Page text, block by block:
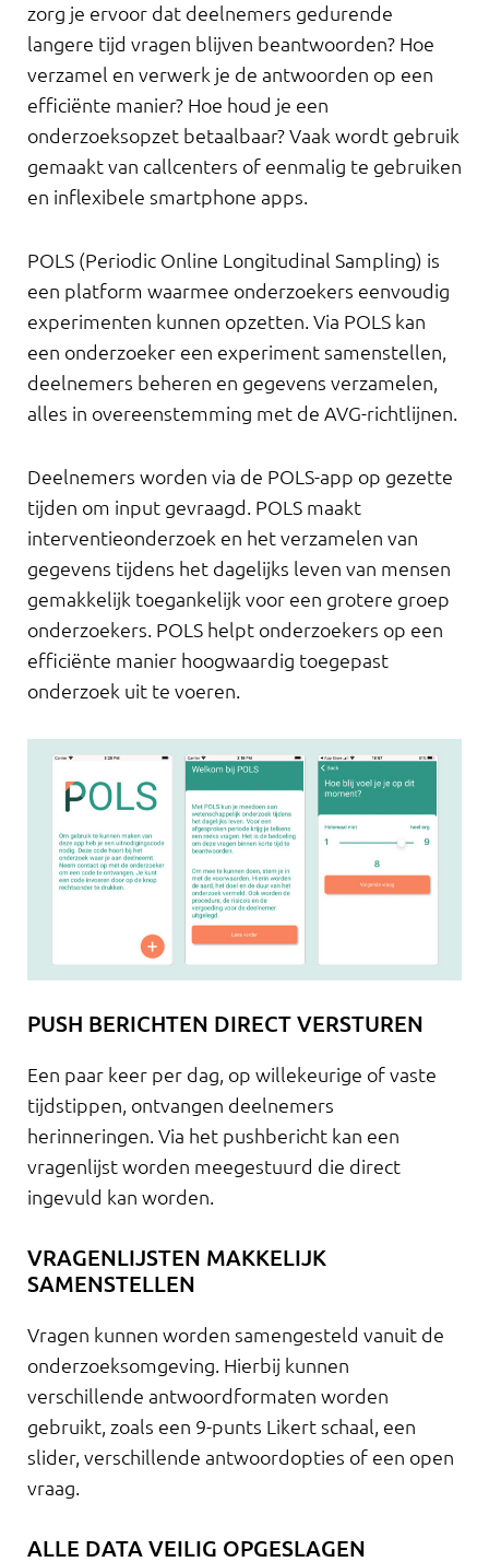
zorg je ervoor dat deelnemers gedurende
langere tijd vragen blijven beantwoorden? Hoe
verzamel en verwerk je de antwoorden op een
efficiënte manier? Hoe houd je een
onderzoeksopzet betaalbaar? Vaak wordt gebruik
gemaakt van callcenters of eenmalig te gebruiken
en inflexibele smartphone apps.
POLS (Periodic Online Longitudinal Sampling) is
een platform waarmee onderzoekers eenvoudig
experimenten kunnen opzetten. Via POLS kan
een onderzoeker een experiment samenstellen,
deelnemers beheren en gegevens verzamelen,
alles in overeenstemming met de AVG-richtlijnen.
Deelnemers worden via de POLS-app op gezette
tijden om input gevraagd. POLS maakt
interventieonderzoek en het verzamelen van
gegevens tijdens het dagelijks leven van mensen
gemakkelijk toegankelijk voor een grotere groep
onderzoekers. POLS helpt onderzoekers op een
efficiënte manier hoogwaardig toegepast
onderzoek uit te voeren.
PUSH BERICHTEN DIRECT VERSTUREN
Een paar keer per dag, op willekeurige of vaste
tijdstippen, ontvangen deelnemers
herinneringen. Via het pushbericht kan een
vragenlijst worden meegestuurd die direct
ingevuld kan worden.
VRAGENLIJSTEN MAKKELIJK
SAMENSTELLEN
Vragen kunnen worden samengesteld vanuit de
onderzoeksomgeving. Hierbij kunnen
verschillende antwoordformaten worden
gebruikt, zoals een 9-punts Likert schaal, een
slider, verschillende antwoordopties of een open
vraag.
ALLE DATA VEILIG OPGESLAGEN